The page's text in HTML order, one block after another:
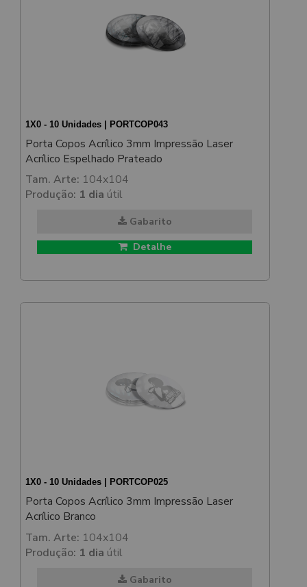
1X0 - 10 Unidades | PORTCOP043
Porta Copos Acrílico 3mm Impressão Laser
Acrílico Espelhado Prateado
Tam. Arte: 104x104
Produção: 1 dia útil
Gabarito
Detalhe
1X0 - 10 Unidades | PORTCOP025
Porta Copos Acrílico 3mm Impressão Laser
Acrílico Branco
Tam. Arte: 104x104
Produção: 1 dia útil
Gabarito